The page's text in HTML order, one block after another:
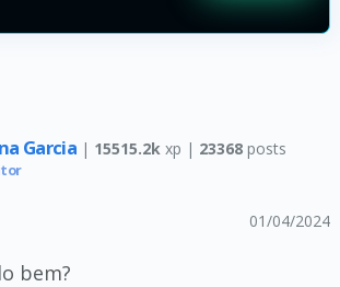
Garcia | 15515.2k xp | 23368posts
01/04/2024
bem?